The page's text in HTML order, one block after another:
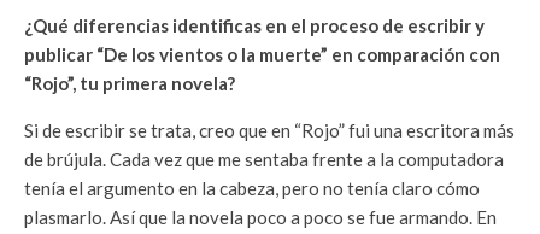
¿Qué diferencias identificas en el proceso de escribir y
publicar “De los vientos o la muerte” en comparación con
“Rojo”, tu primera novela?
Si de escribir se trata, creo que en “Rojo” fui una escritora más
de brújula. Cada vez que me sentaba frente a la computadora
tenía el argumento en la cabeza, pero no tenía claro cómo
plasmarlo. Así que la novela poco a poco se fue armando. En